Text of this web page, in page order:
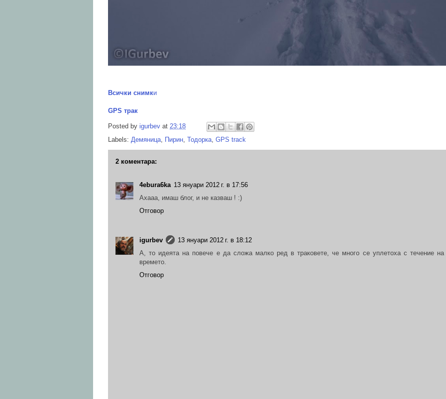
Всички снимки
GPS трак
Posted by igurbev at 23:18
Labels: Демяница, Пирин, Тодорка, GPS track
2 коментара:
4ebura6ka 13 януари 2012 г. в 17:56
Ахааа, имаш блог, и не казваш ! :)
Отговор
igurbev
13 януари 2012 г. в 18:12
А, то идеята на повече е да сложа малко ред в траковете, че много се уплетоха с течение на
времето.
Отговор